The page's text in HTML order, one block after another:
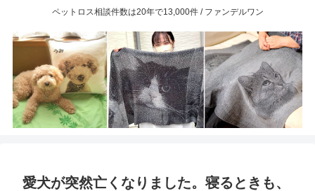
ペットロス相談件数は20年で13,000件 / ファンデルワン
愛犬が突然亡くなりました。寝るときも、